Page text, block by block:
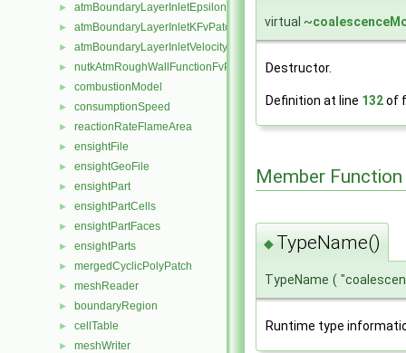
► atmBoundaryLayerInletEpsilonFvPatchScalarField
► atmBoundaryLayerInletKFvPatchScalarField
► atmBoundaryLayerInletVelocityFvPatchVectorField
► nutkAtmRoughWallFunctionFvPatchScalarField
► combustionModel
► consumptionSpeed
► reactionRateFlameArea
► ensightFile
► ensightGeoFile
► ensightPart
► ensightPartCells
► ensightPartFaces
► ensightParts
► mergedCyclicPolyPatch
► meshReader
► boundaryRegion
► cellTable
► meshWriter
virtual ~
Destructor.
Definition at line 132of
Member
◆ TypeName()
TypeName (
Runtime type